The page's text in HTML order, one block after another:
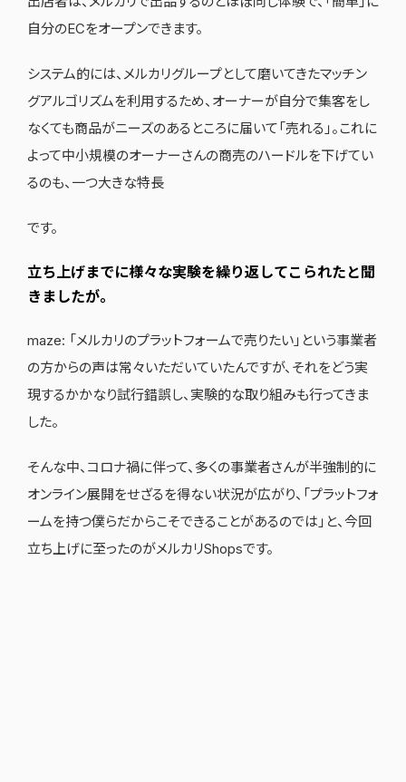
自分のECをオープンできます。
システム的には、メルカリグループとして磨いてきたマッチン
グアルゴリズムを利用するため、オーナーが自分で集客をし
なくても商品がニーズのあるところに届いて「売れる」。これに
よって中小規模のオーナーさんの商売のハードルを下げてい
るのも、一つ大きな特長
です。
立ち上げまでに様々な実験を繰り返してこられたと聞
きましたが。
maze: 「メルカリのプラットフォームで売りたい」という事業者
の方からの声は常々いただいていたんですが、それをどう実
現するかかなり試行錯誤し、実験的な取り組みも行ってきま
した。
そんな中、コロナ禍に伴って、多くの事業者さんが半強制的に
オンライン展開をせざるを得ない状況が広がり、「プラットフォ
ームを持つ僕らだからこそできることがあるのでは」と、今回
立ち上げに至ったのがメルカリShopsです。